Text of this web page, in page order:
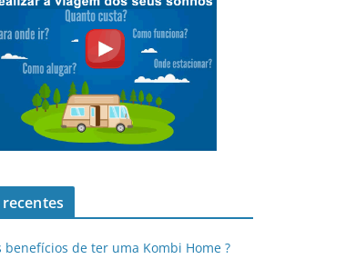
benefícios de ter uma Kombi Home ?